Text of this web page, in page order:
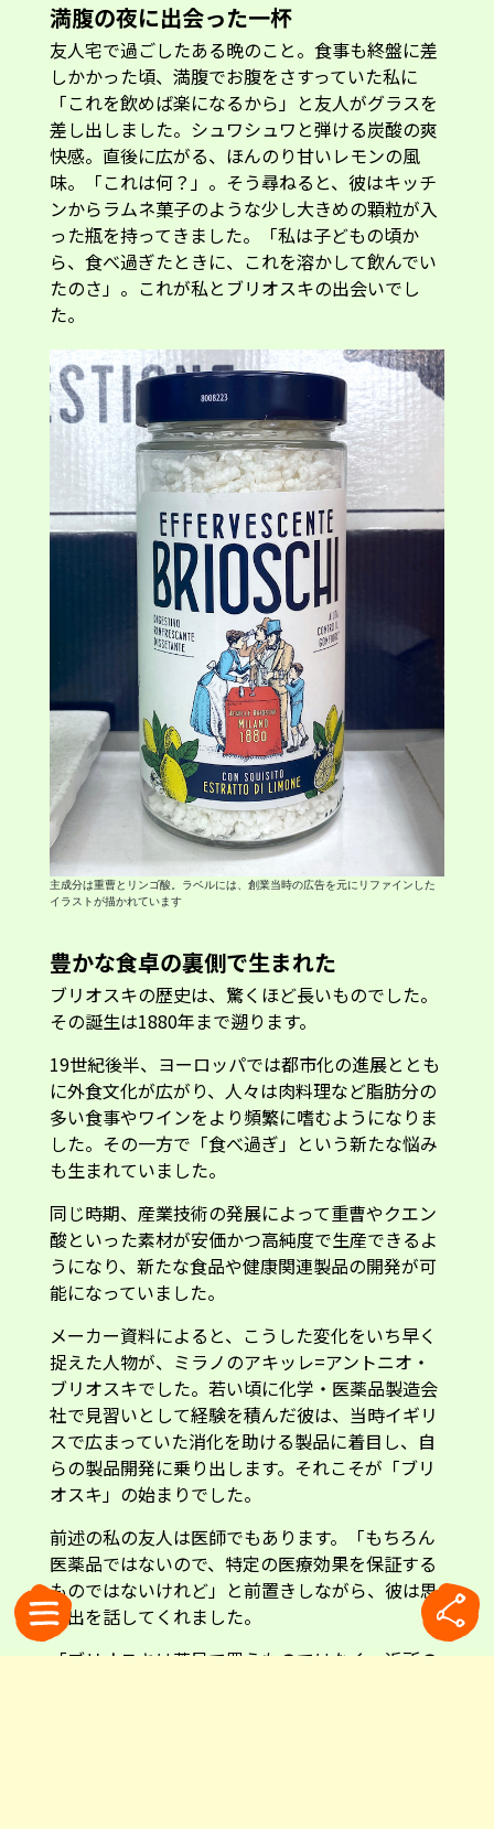
満腹の夜に出会った一杯
友人宅で過ごしたある晩のこと。食事も終盤に差
しかかった頃、満腹でお腹をさすっていた私に
「これを飲めば楽になるから」と友人がグラスを
差し出しました。シュワシュワと弾ける炭酸の爽
快感。直後に広がる、ほんのり甘いレモンの風
味。「これは何？」。そう尋ねると、彼はキッチ
ンからラムネ菓子のような少し大きめの顆粒が入
った瓶を持ってきました。「私は子どもの頃か
ら、食べ過ぎたときに、これを溶かして飲んでい
たのさ」。これが私とブリオスキの出会いでし
た。
主成分は重曹とリンゴ酸。ラベルには、創業当時の広告を元にリファインした
イラストが描かれています
豊かな食卓の裏側で生まれた
ブリオスキの歴史は、驚くほど長いものでした。
その誕生は1880年まで遡ります。
19世紀後半、ヨーロッパでは都市化の進展ととも
に外食文化が広がり、人々は肉料理など脂肪分の
多い食事やワインをより頻繁に嗜むようになりま
した。その一方で「食べ過ぎ」という新たな悩み
も生まれていました。
同じ時期、産業技術の発展によって重曹やクエン
酸といった素材が安価かつ高純度で生産できるよ
うになり、新たな食品や健康関連製品の開発が可
能になっていました。
メーカー資料によると、こうした変化をいち早く
捉えた人物が、ミラノのアキッレ=アントニオ・
ブリオスキでした。若い頃に化学・医薬品製造会
社で見習いとして経験を積んだ彼は、当時イギリ
スで広まっていた消化を助ける製品に着目し、自
らの製品開発に乗り出します。それこそが「ブリ
オスキ」の始まりでした。
前述の私の友人は医師でもあります。「もちろん
医薬品ではないので、特定の医療効果を保証する
ものではないけれど」と前置きしながら、彼は思
い出を話してくれました。
「ブリオスキは薬局で買うものではなく、近所の